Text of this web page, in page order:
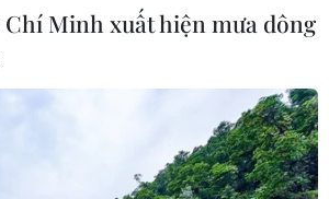
Minh xuất hiện mưa dông